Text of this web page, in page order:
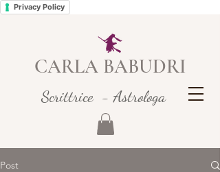
Privacy Policy
CARLA BABUDRI
Scrittrice - Astrologa
Post